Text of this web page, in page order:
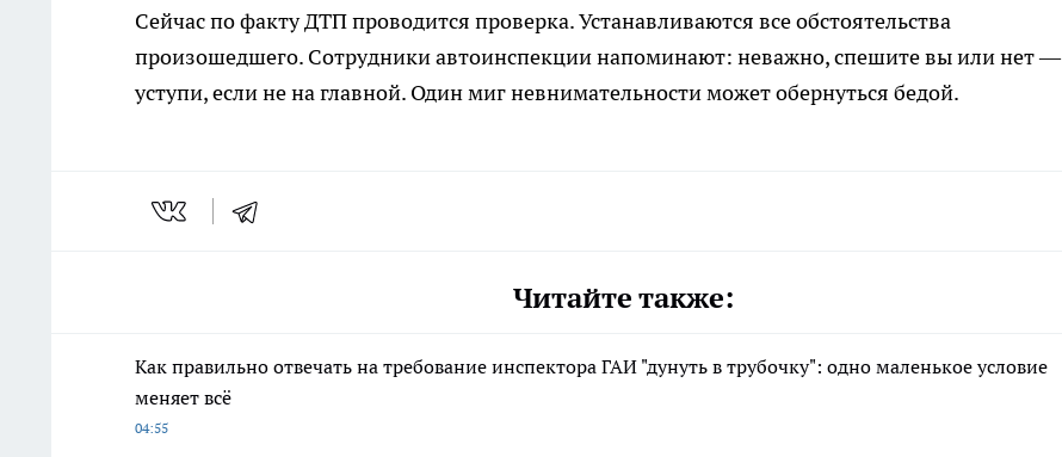
Сейчас по факту ДТП проводится проверка. Устанавливаются все обстоятельства
произошедшего. Сотрудники автоинспекции напоминают: неважно, спешите вы или нет —
уступи, если не на главной. Один миг невнимательности может обернуться бедой.
Читайте также:
Как правильно отвечать на требование инспектора ГАИ "дунуть в трубочку": одно маленькое условие
меняет всё
04:55